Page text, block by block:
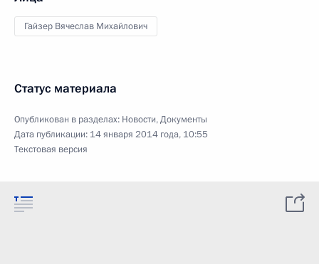
Гайзер Вячеслав Михайлович
Статус материала
Опубликован в разделах: Новости,Документы
Дата публикации: 14 января 2014 года, 10:55
Текстовая версия